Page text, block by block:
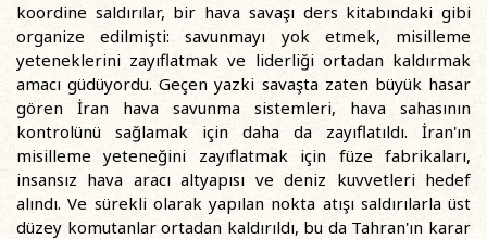
koordine saldırılar, bir hava savaşı ders kitabındaki gibi
organize edilmişti: savunmayı yok etmek, misilleme
yeteneklerini zayıflatmak ve liderliği ortadan kaldırmak
amacı güdüyordu. Geçen yazki savaşta zaten büyük hasar
gören İran hava savunma sistemleri, hava sahasının
kontrolünü sağlamak için daha da zayıflatıldı. İran'ın
misilleme yeteneğini zayıflatmak için füze fabrikaları,
insansız hava aracı altyapısı ve deniz kuvvetleri hedef
alındı. Ve sürekli olarak yapılan nokta atışı saldırılarla üst
düzey komutanlar ortadan kaldırıldı, bu da Tahran'ın karar